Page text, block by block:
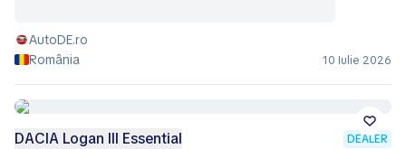
AutoDE.ro
România
10 Iulie 2026
DACIA Logan III Essential DEALER